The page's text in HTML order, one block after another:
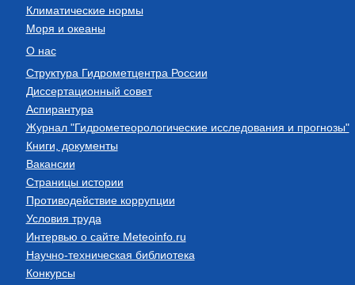
Климатические нормы
Моря и океаны
О нас
Структура Гидрометцентра России
Диссертационный совет
Аспирантура
Журнал "Гидрометеорологические исследования и прогнозы"
Книги, документы
Вакансии
Страницы истории
Противодействие коррупции
Условия труда
Интервью о сайте Meteoinfo.ru
Научно-техническая библиотека
Конкурсы